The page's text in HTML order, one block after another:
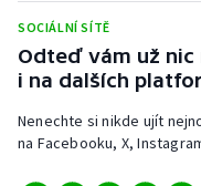
SOCIÁLNÍ SÍTĚ
Odteď vám už nic
i na dalších
Nenechte si nikde ujít
na Facebooku, X,